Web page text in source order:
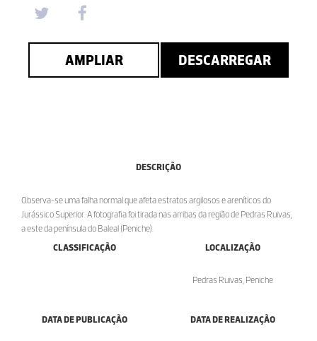
AMPLIAR DESCARREGAR
DESCRIÇÃO
Observa-se uma falha normal que afeta estratos argilosos e areníticos do
Jurássico Superior. A fotografia foi tirada nas arribas da região de Pedras Ruivas,
a este da península do Baleal (Peniche).
CLASSIFICAÇÃO
LOCALIZAÇÃO
Pedras Ruivas, Peniche
DATA DE PUBLICAÇÃO DATA DE REALIZAÇÃO